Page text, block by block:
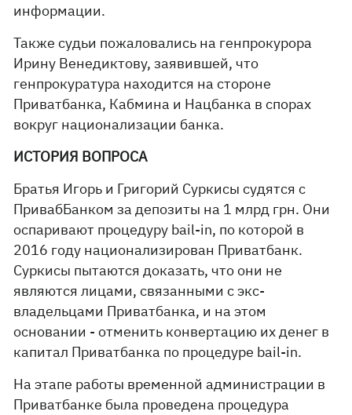
информации.
Также судьи пожаловались на генпрокурора
Ирину Венедиктову, заявившей, что
генпрокуратура находится на стороне
Приватбанка, Кабмина и Нацбанка в спорах
вокруг национализации банка.
ИСТОРИЯ ВОПРОСА
Братья Игорь и Григорий Суркисы судятся с
ПривабБанком за депозиты на 1 млрд грн. Они
оспаривают процедуру bail-in, по которой в
2016 году национализирован Приватбанк.
Суркисы пытаются доказать, что они не
являются лицами, связанными с экс-
владельцами Приватбанка, и на этом
основании - отменить конвертацию их денег в
капитал Приватбанка по процедуре bail-in.
На этапе работы временной администрации в
Приватбанке была проведена процедура